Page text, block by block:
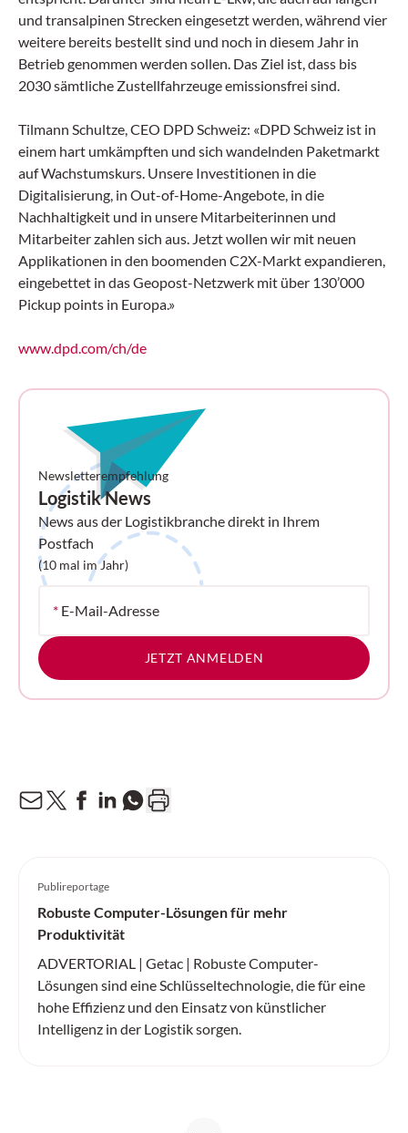
und transalpinen Strecken eingesetzt werden, während vier
weitere bereits bestellt sind und noch in diesem Jahr in
Betrieb genommen werden sollen. Das Ziel ist, dass bis
2030 sämtliche Zustellfahrzeuge emissionsfrei sind.
Tilmann Schultze, CEO DPD Schweiz: «DPD Schweiz ist in
einem hart umkämpften und sich wandelnden Paketmarkt
auf Wachstumskurs. Unsere Investitionen in die
Digitalisierung, in Out-of-Home-Angebote, in die
Nachhaltigkeit und in unsere Mitarbeiterinnen und
Mitarbeiter zahlen sich aus. Jetzt wollen wir mit neuen
Applikationen in den boomenden C2X-Markt expandieren,
eingebettet in das Geopost-Netzwerk mit über 130’000
Pickup points in Europa.»
www.dpd.com/ch/de
Newsletterempfehlung
Logistik News
News aus der Logistikbranche direkt in Ihrem
Postfach
(10 mal im Jahr)
* E-Mail-Adresse
JETZT ANMELDEN
Publireportage
Robuste Computer-Lösungen für mehr
Produktivität
ADVERTORIAL | Getac | Robuste Computer-
Lösungen sind eine Schlüsseltechnologie, die für eine
hohe Effizienz und den Einsatz von künstlicher
Intelligenz in der Logistik sorgen.